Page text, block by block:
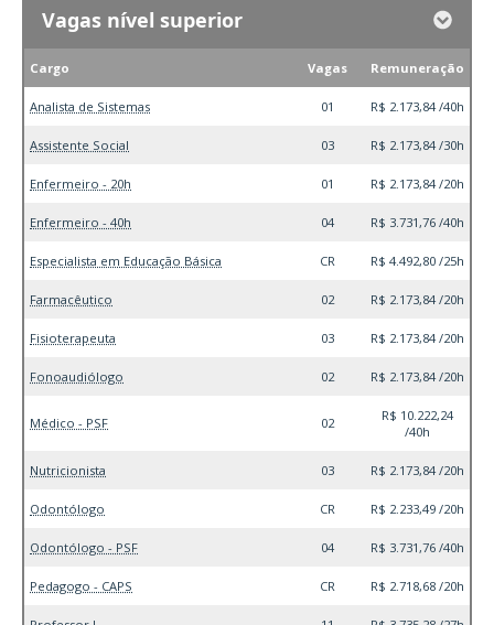
Vagas nível superior
Cargo Vagas Remuneração
Analista de Sistemas 01 R$ 2.173,84 /40h
Assistente Social 03 R$ 2.173,84 /30h
Enfermeiro - 20h 01 R$ 2.173,84 /20h
Enfermeiro - 40h 04 R$ 3.731,76 /40h
Especialista em Educação Básica CR R$ 4.492,80 /25h
Farmacêutico 02 R$ 2.173,84 /20h
Fisioterapeuta 03 R$ 2.173,84 /20h
Fonoaudiólogo 02 R$ 2.173,84 /20h
Médico - PSF 02
R$ 10.222,24
/40h
Nutricionista 03 R$ 2.173,84 /20h
Odontólogo CR R$ 2.233,49 /20h
Odontólogo - PSF 04 R$ 3.731,76 /40h
Pedagogo - CAPS CR R$ 2.718,68 /20h